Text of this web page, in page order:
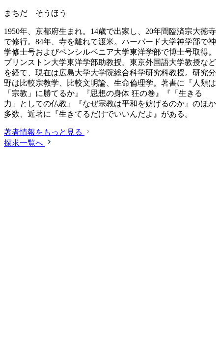
まちだ そうほう
1950年、京都府生まれ。14歳で出家し、20年間臨済宗大徳寺
で修行。84年、寺を離れて渡米。ハーバード大学神学部で神
学修士号およびペンシルベニア大学東洋学部で博士号取得。
プリンストン大学東洋学部助教授。東京外国語大学教授など
を経て、現在は広島大学大学院総合科学研究科教授。研究分
野は比較宗教学、比較文明論、生命倫理学。著書に『人類は
「宗教」に勝てるか』『思想の身体 狂の巻』『「生きる
力」としての仏教』『なぜ宗教は平和を妨げるのか』のほか
多数、近著に『生きてるだけでいいんだよ』がある。
著者情報をもっと見る
探求一覧へ